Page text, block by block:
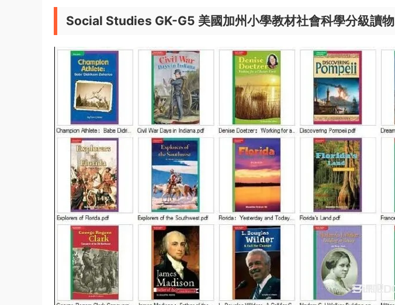
Social Studies GK-G5 美國加州小學教材社會科學分級讀物